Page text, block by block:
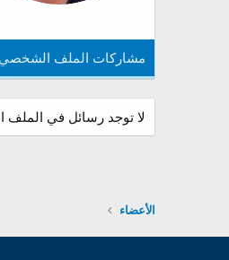
مشاركات الملف الشخصي
لا توجد رسائل في الملف
الأعضاء